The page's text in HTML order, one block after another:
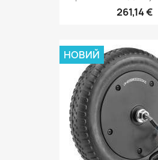
261,14 €
НОВИЙ